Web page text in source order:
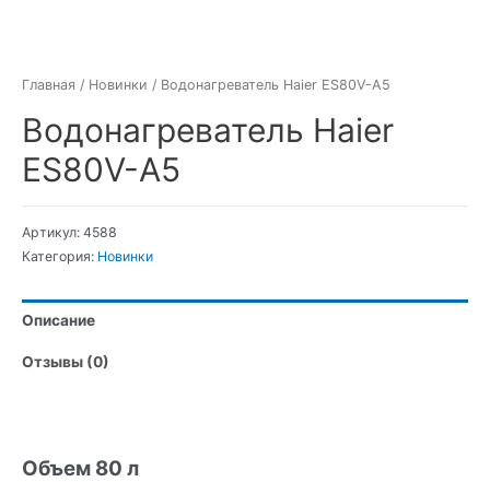
Главная / Новинки / Водонагреватель Haier ES80V-A5
Водонагреватель Haier
ES80V-A5
Артикул: 4588
Категория: Новинки
Описание
Отзывы (0)
Объем 80 л